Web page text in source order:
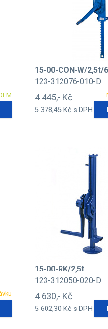
15-00-CON-W/2,5t/
123-312076-010-D
4 445,- Kč
5 378,45 Kč s DPH
15-00-RK/2,5t
123-312050-020-D
4 630,- Kč
5 602,30 Kč s DPH